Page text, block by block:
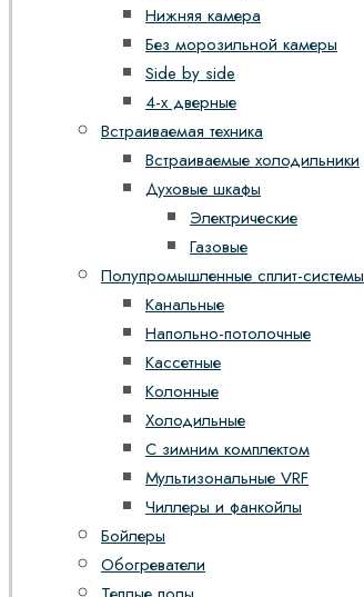
Нижняя камера
Без морозильной камеры
Side by side
4-х дверные
Встраиваемая техника
Встраиваемые холодильники
Духовые шкафы
Электрические
Газовые
Полупромышленные сплит-системы
Канальные
Напольно-потолочные
Кассетные
Колонные
Холодильные
С зимним комплектом
Мультизональные VRF
Чиллеры и фанкойлы
Бойлеры
Обогреватели